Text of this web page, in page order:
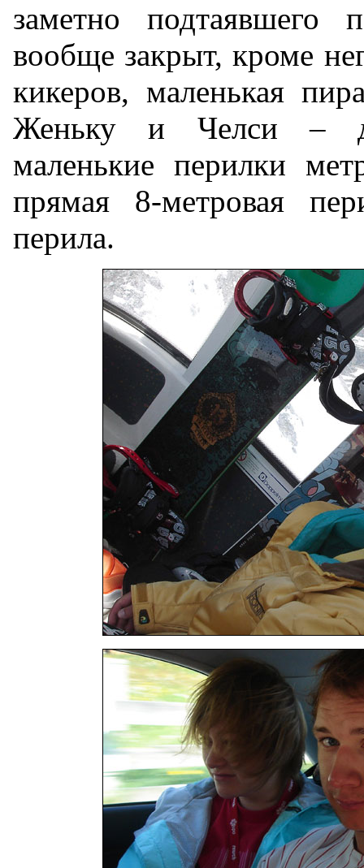
заметно подтаявшего
вообще закрыт, кроме
кикеров, маленькая
Женьку и Челси –
маленькие перилки
прямая 8-метровая
перила.